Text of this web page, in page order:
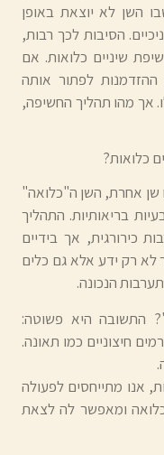
השן לא יוצאת באופן
הסיבות לכך רבות,
שיניים כלואות. אם
לפתור אותה
אך מהו תהליך החשיפה,
כלואות?
שן אחרת, השן ה"כלואה"
בריאותיות. התהליך
כירורגית, אך בידיים
לא רק ידע אלא גם כלים
הנכונה.
התשובה היא פשוטה:
חיצוניים כמו תאונה.
אנו מתייחסים לפעולה
ומאפשר לה לצאת